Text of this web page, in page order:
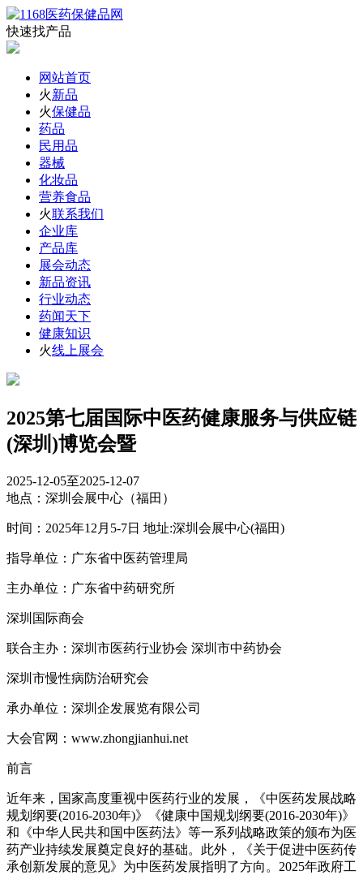
快速找产品
网站首页
火新品
火保健品
药品
民用品
器械
化妆品
营养食品
火联系我们
企业库
产品库
展会动态
新品资讯
行业动态
药闻天下
健康知识
火线上展会
2025第七届国际中医药健康服务与供应链
(深圳)博览会暨
2025-12-05至2025-12-07
地点：深圳会展中心（福田）
时间：2025年12月5-7日 地址:深圳会展中心(福田)
指导单位：广东省中医药管理局
主办单位：广东省中药研究所
深圳国际商会
联合主办：深圳市医药行业协会 深圳市中药协会
深圳市慢性病防治研究会
承办单位：深圳企发展览有限公司
大会官网：www.zhongjianhui.net
前言
近年来，国家高度重视中医药行业的发展，《中医药发展战略
规划纲要(2016-2030年)》《健康中国规划纲要(2016-2030年)》
和《中华人民共和国中医药法》等一系列战略政策的颁布为医
药产业持续发展奠定良好的基础。此外，《关于促进中医药传
承创新发展的意见》为中医药发展指明了方向。2025年政府工